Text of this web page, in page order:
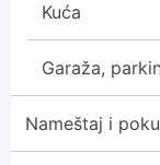
Kuća
Garaža,
Nameštaj i